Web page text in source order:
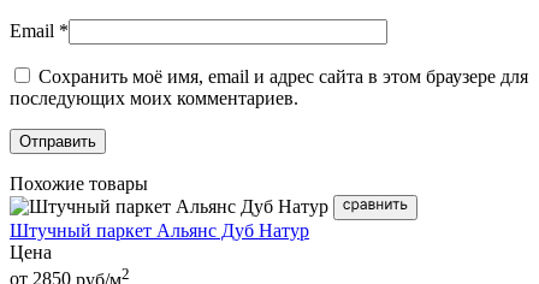
Email *
Сохранить моё имя, email и адрес сайта в этом браузере для
последующих моих комментариев.
Похожие товары
Штучный паркет Альянс Дуб Натур
Цена
от 2850 руб/м2